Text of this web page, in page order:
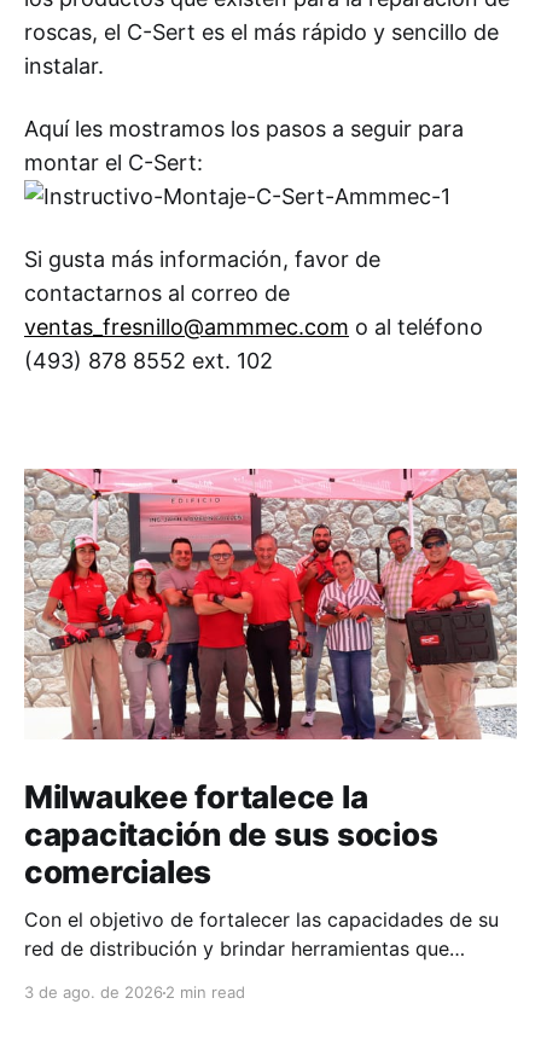
roscas, el C-Sert es el más rápido y sencillo de
instalar.
Aquí les mostramos los pasos a seguir para
montar el C-Sert:
Si gusta más información, favor de
contactarnos al correo de
ventas_fresnillo@ammmec.com o al teléfono
(493) 878 8552 ext. 102
Milwaukee fortalece la
capacitación de sus socios
comerciales
Con el objetivo de fortalecer las capacidades de su
red de distribución y brindar herramientas que
técnico, Milwaukee llevó a cabo una capacitación
3 de ago. de 2026 2 min read